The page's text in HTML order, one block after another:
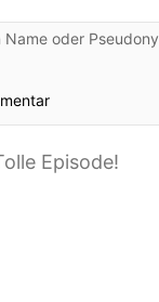
Name oder